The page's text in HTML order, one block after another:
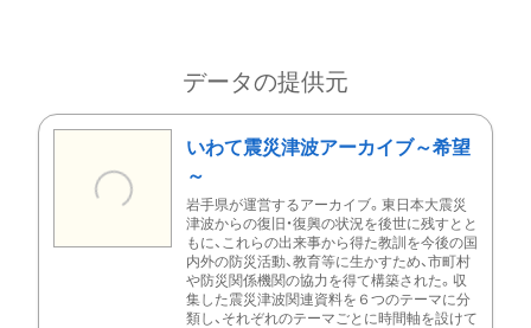
データの提供元
いわて震災津波アーカイブ～希望
～
岩手県が運営するアーカイブ。東日本大震災
津波からの復旧・復興の状況を後世に残すとと
もに、これらの出来事から得た教訓を今後の国
内外の防災活動、教育等に生かすため、市町村
や防災関係機関の協力を得て構築された。収
集した震災津波関連資料を６つのテーマに分
類し、それぞれのテーマごとに時間軸を設けて